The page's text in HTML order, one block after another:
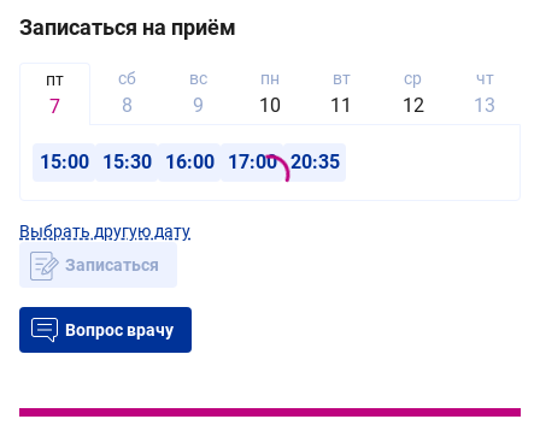
Записаться на приём
пт
7
сб
8
вс
9
пн
10
вт
11
ср
12
чт
13
15:00 15:30 16:00 17:00 20:35
Выбрать другую дату
Записаться
Вопрос врачу